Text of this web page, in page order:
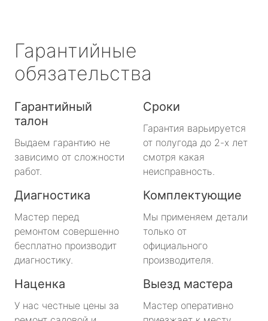
Гарантийные
обязательства
Гарантийный
талон
Выдаем гарантию не
зависимо от сложности
работ.
Сроки
Гарантия варьируется
от полугода до 2-х лет
смотря какая
неисправность.
Диагностика
Мастер перед
ремонтом совершенно
бесплатно производит
диагностику.
Комплектующие
Мы применяем детали
только от
официального
производителя.
Наценка
У нас честные цены за
Выезд мастера
Мастер оперативно